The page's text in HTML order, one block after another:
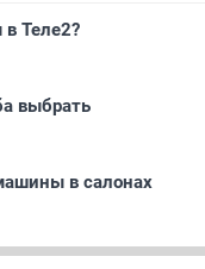
в Теле2?
выбрать
в салонах